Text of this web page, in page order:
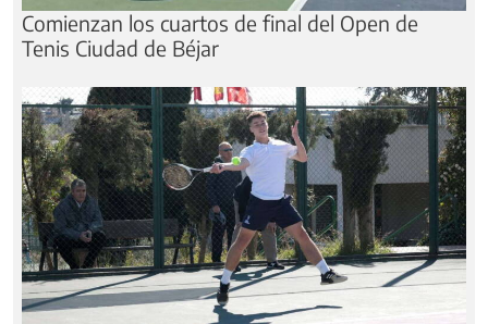
Comienzan los cuartos de final del Open de
Tenis Ciudad de Béjar